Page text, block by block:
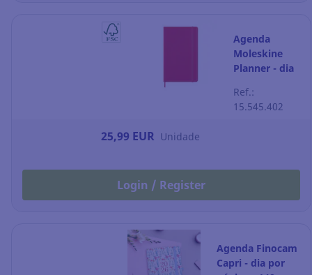
Agenda
Moleskine
Planner - dia
130 x 210 mm
- vermelho
Ref.:
15.545.402
25,99 EUR Unidade
Login / Register
Agenda Finocam
Capri - dia por